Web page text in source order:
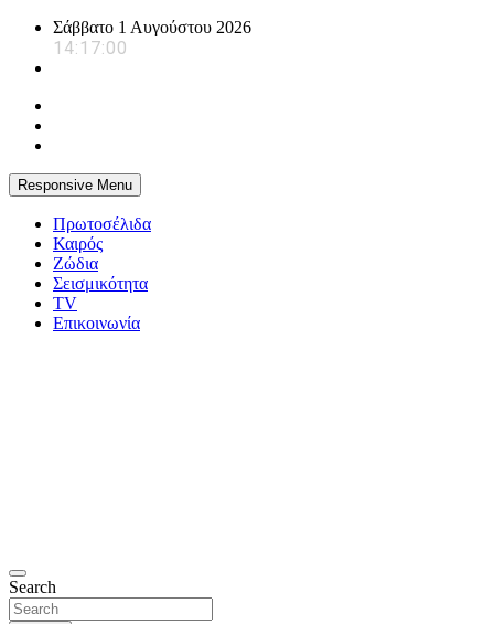
Skip
content
Σάββατο 1 Αυγούστου 2026
14:17:01
Responsive Menu
Πρωτοσέλιδα
Καιρός
Ζώδια
Σεισμικότητα
TV
Επικοινωνία
Search